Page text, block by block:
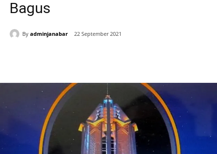
Bagus
By adminjanabar 22 September 2021